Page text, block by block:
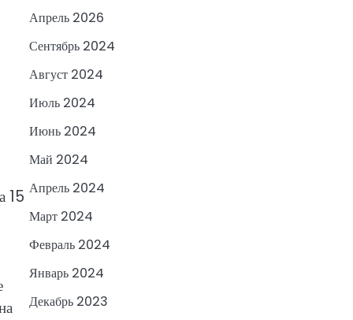
15
Апрель 2026
Сентябрь 2024
Август 2024
Июль 2024
Июнь 2024
Май 2024
Апрель 2024
Март 2024
Февраль 2024
Январь 2024
Декабрь 2023